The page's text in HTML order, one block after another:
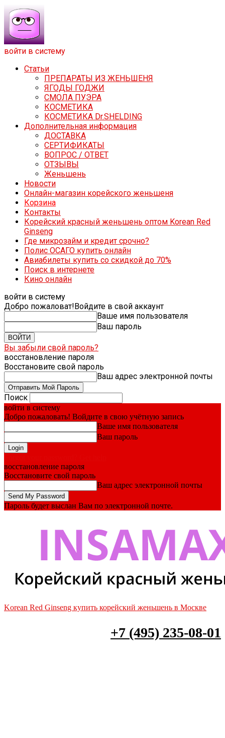
войти в систему
Статьи
ПРЕПАРАТЫ ИЗ ЖЕНЬШЕНЯ
ЯГОДЫ ГОДЖИ
СМОЛА ПУЭРА
КОСМЕТИКА
КОСМЕТИКА Dr.SHELDING
Дополнительная информация
ДОСТАВКА
СЕРТИФИКАТЫ
ВОПРОС / ОТВЕТ
ОТЗЫВЫ
Женьшень
Новости
Онлайн-магазин корейского женьшеня
Корзина
Контакты
Корейский красный женьшень оптом Korean Red
Ginseng
Где микрозайм и кредит срочно?
Полис ОСАГО купить онлайн
Авиабилеты купить со скидкой до 70%
Поиск в интернете
Кино онлайн
войти в систему
Добро пожаловат!Войдите в свой аккаунт
Ваше имя пользователя
Ваш пароль
Вы забыли свой пароль?
восстановление пароля
Восстановите свой пароль
Ваш адрес электронной почты
Поиск
войти в систему
Добро пожаловать! Войдите в свою учётную запись
Ваше имя пользователя
Ваш пароль
восстановление пароля
Восстановите свой пароль
Ваш адрес электронной почты
Пароль будет выслан Вам по электронной почте.
Korean Red Ginseng купить корейский женьшень в Москве
+7 (495) 235-08-01